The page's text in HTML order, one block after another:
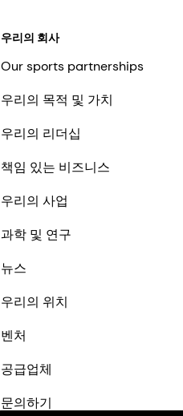
우리의 회사
Our sports partnerships
우리의 목적 및 가치
우리의 리더십
책임 있는 비즈니스
우리의 사업
과학 및 연구
뉴스
우리의 위치
벤처
공급업체
문의하기